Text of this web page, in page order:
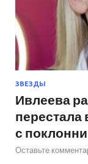
ЗВЕЗДЫ
Ивлеева
перестала
с
Оставьте